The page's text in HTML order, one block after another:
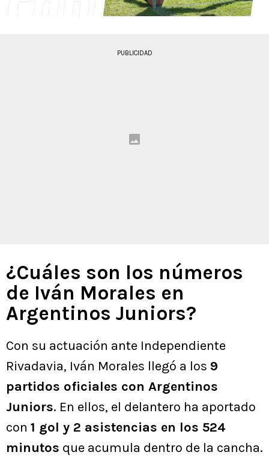
PUBLICIDAD
¿Cuáles son los números
de Iván Morales en
Argentinos Juniors?
Con su actuación ante Independiente
Rivadavia, Iván Morales llegó a los 9
partidos oficiales con Argentinos
Juniors. En ellos, el delantero ha aportado
con 1 gol y 2 asistencias en los 524
minutos que acumula dentro de la cancha.